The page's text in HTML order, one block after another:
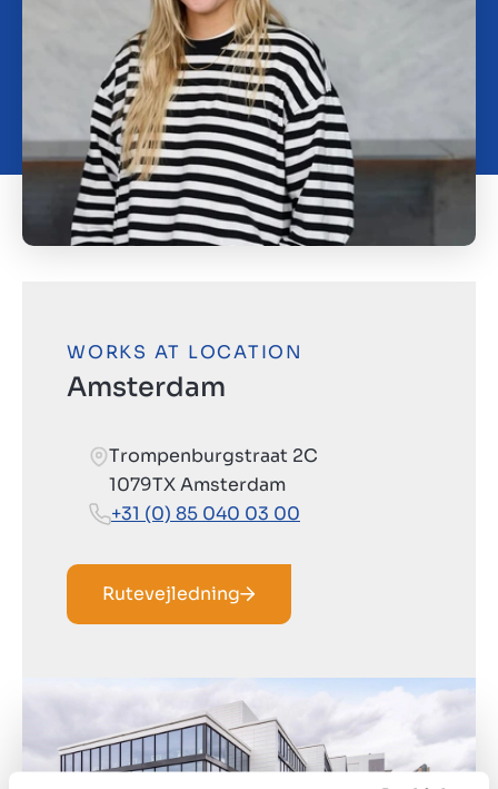
WORKS AT LOCATION
Amsterdam
Trompenburgstraat 2C
1079TX Amsterdam
+31 (0) 85 040 03 00
Rutevejledning